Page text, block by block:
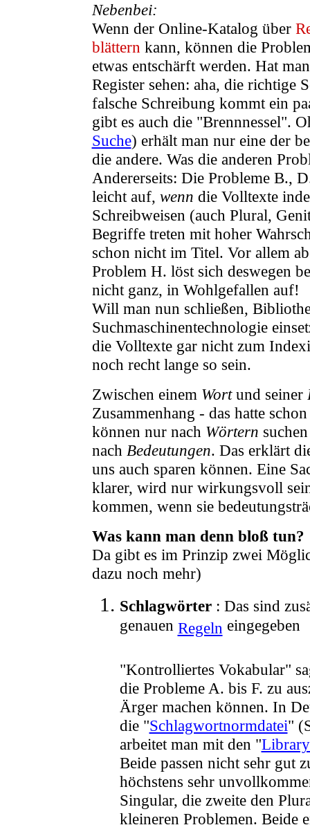
Nebenbei:
Wenn der Online-Katalog über
blättern kann, können die
etwas entschärft werden. Hat
Register sehen: aha, die richtige
falsche Schreibung kommt ein
gibt es auch die "Brennnessel".
Suche) erhält man nur eine der
die andere. Was die anderen
Andererseits: Die Probleme B.,
leicht auf, wenn die Volltexte
Schreibweisen (auch Plural,
Begriffe treten mit hoher
schon nicht im Titel. Vor allem
Problem H. löst sich deswegen
nicht ganz, in Wohlgefallen auf!
Will man nun schließen,
Suchmaschinentechnologie
die Volltexte gar nicht zum
noch recht lange so sein.
Zwischen einem Wortund seiner
Zusammenhang - das hatte
können nur nach Wörtern
nach Bedeutungen. Das erklärt
uns auch sparen können. Eine
klarer, wird nur wirkungsvoll
kommen, wenn sie
Was kann man denn bloß tun?
Da gibt es im Prinzip zwei
dazu noch mehr)
Schlagwörter : Das sind
genauen Regeln eingegeben
"Kontrolliertes Vokabular"
die Probleme A. bis F. zu
Ärger machen können. In
die "Schlagwortnormdatei"
arbeitet man mit den "
Beide passen nicht sehr gut
höchstens sehr
Singular, die zweite den
kleineren Problemen. Beide